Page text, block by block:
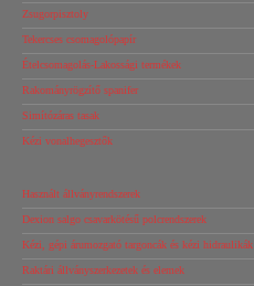
Zsugorpisztoly
Tekercses csomagolópapír
Ételcsomagolás-Lakossági termékek
Rakományrögzítő spanifer
Simítózáras tasak
Kézi vonalhegesztők
Használt állványrendszerek
Dexion salgo csavarkötésű polcrendszerek
Kézi, gépi árumozgató targoncák és kézi hidraulikák
Raktári állványszerkezetek és elemek